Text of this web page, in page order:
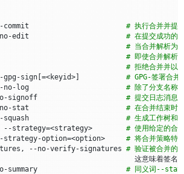
--no-commit
# 执行合并并提
--no-edit
# 在提交成功的
--ff
# 当合并解析为
no-ff
# 即使合并解析
ff-only
# 拒绝合并并以
sign[=<keyid>]
# GPG-签署合并
--no-log # 除了分支名称
--no-signoff
# 提交日志消息
-n, --no-stat
# 在合并结束
--no-squash
# 生成工作树和
--strategy
=<strategy> # 使用给定的合
strategy-option
=<option> # 将合并策略特
--no-verify-signatures
# 验证被合并的
--no-summary
# 同义词--stat